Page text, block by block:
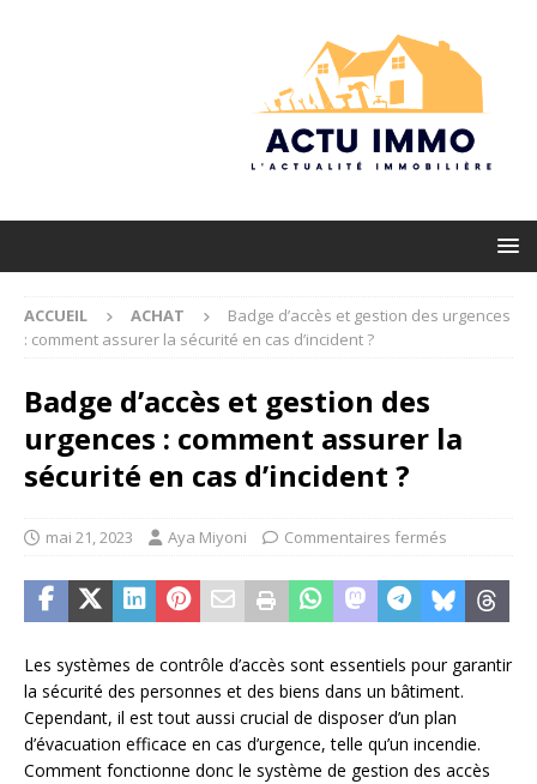
ACCUEIL ACHAT
Badge d’accès et gestion des urgences
: comment assurer la sécurité en cas d’incident ?
Badge d’accès et gestion des
urgences : comment assurer la
sécurité en cas d’incident ?
mai 21, 2023 Aya Miyoni Commentaires fermés
Les systèmes de contrôle d’accès sont essentiels pour garantir
la sécurité des personnes et des biens dans un bâtiment.
Cependant, il est tout aussi crucial de disposer d’un plan
d’évacuation efficace en cas d’urgence, telle qu’un incendie.
Comment fonctionne donc le système de gestion des accès